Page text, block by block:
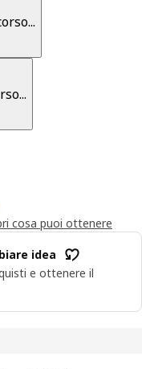
cosa puoi ottenere
idea
e ottenere il